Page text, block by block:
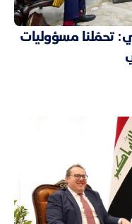
تحمّلنا مسؤوليات